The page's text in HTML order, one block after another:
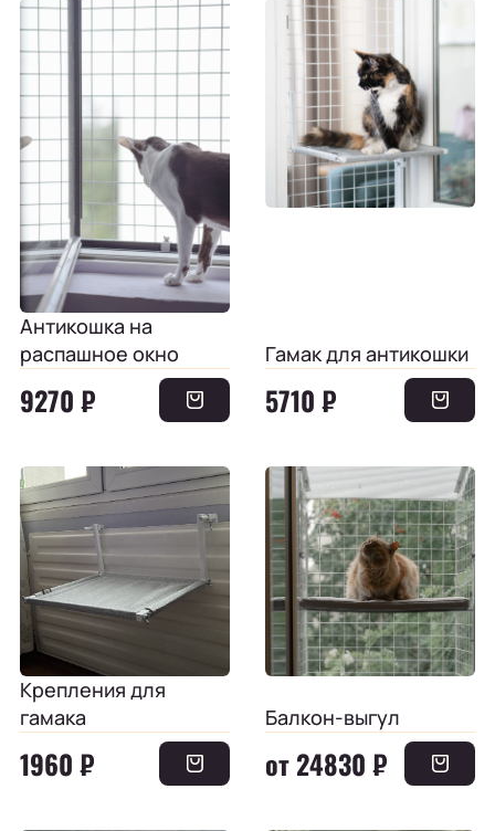
Антикошка на
распашное окно
9270 ₽
Гамак для антикошки
5710 ₽
Крепления для
гамака
1960 ₽
Балкон-выгул
от 24830 ₽